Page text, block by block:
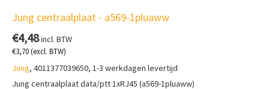
Jung centraalplaat - a569-1pluaww
€4,48incl. BTW
€3,70(excl. BTW)
Jung, 4011377039650, 1-3 werkdagen levertijd
Jung centraalplaat data/ptt 1xRJ45 (a569-1pluaww)